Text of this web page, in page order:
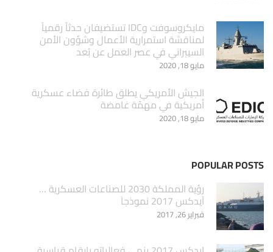
مايكروسوفت وIDC تستضيفان حدثاً رقمياً
لمناقشة استمرارية الأعمال وشؤون الأمن
السيبراني في عصر العمل عن بُعد
مايو 18, 2020
الجيش الأمريكي يطلق طائرة فضاء عسكرية
أمريكية في مهمّة غامضة
مايو 18, 2020
POPULAR POSTS
‏رؤية المملكة 2030 للصناعات العسكرية …
آيدكس 2017 نموذجاَ
فبراير 26, 2017